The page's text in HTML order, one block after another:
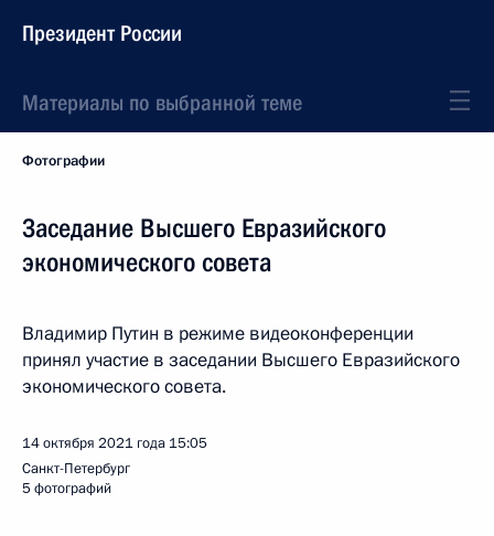
Президент России
Материалы по выбранной теме
Фотографии
Заседание Высшего Евразийского
экономического совета
Владимир Путин в режиме видеоконференции
принял участие в заседании Высшего Евразийского
экономического совета.
14 октября 2021 года 15:05
Санкт-Петербург
5 фотографий